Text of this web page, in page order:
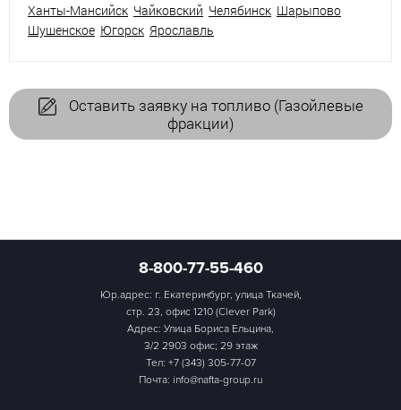
Ханты-Мансийск Чайковский Челябинск Шарыпово
Шушенское Югорск Ярославль
Оставить заявку на топливо (Газойлевые
фракции)
8-800-77-55-460
Юр.адрес: г. Екатеринбург, улица Ткачей,
стр. 23, офис 1210 (Clever Park)
Адрес: Улица Бориса Ельцина,
3/2 2903 офис; 29 этаж
Тел: +7 (343) 305-77-07
Почта: info@nafta-group.ru